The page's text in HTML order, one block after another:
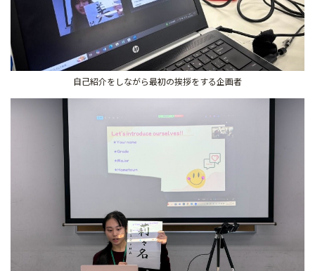
自己紹介をしながら最初の挨拶をする企画者